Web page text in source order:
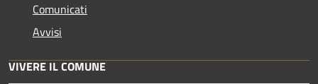
Comunicati
Avvisi
VIVERE IL COMUNE